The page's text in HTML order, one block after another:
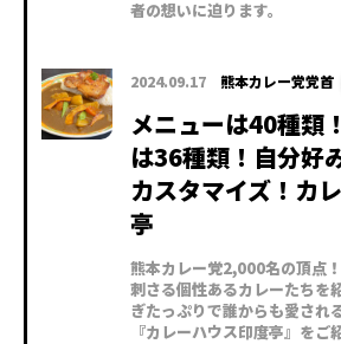
者の想いに迫ります。
2024.09.17 熊本カレー党党首
メニューは40種類
は36種類！自分好
カスタマイズ！カ
亭
熊本カレー党2,000名の頂点
刺さる個性あるカレーたちを
ぎたっぷりで誰からも愛され
『カレーハウス印度亭』をご